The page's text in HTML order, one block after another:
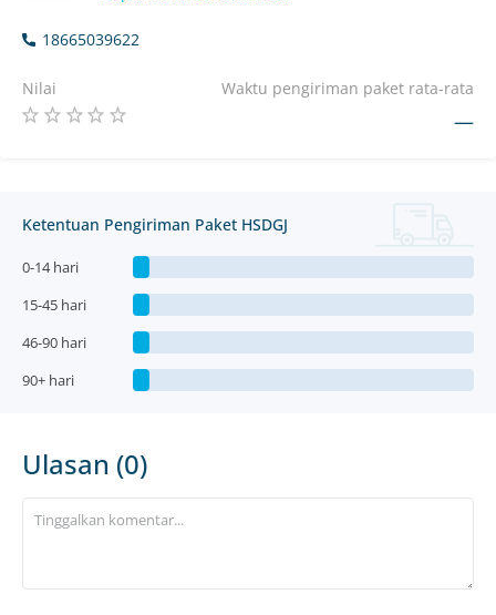
18665039622
Nilai Waktu pengiriman paket rata-rata
—
Ketentuan Pengiriman Paket HSDGJ
0-14 hari
15-45 hari
46-90 hari
90+ hari
Ulasan (0)